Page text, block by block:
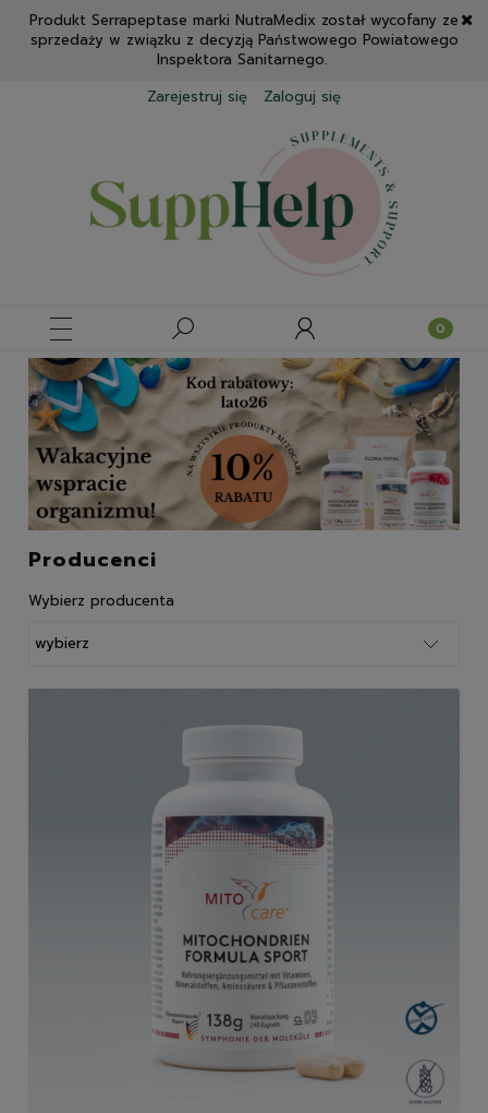
Produkt Serrapeptase marki NutraMedix został wycofany ze
sprzedaży w związku z decyzją Państwowego Powiatowego
Inspektora Sanitarnego.
Zarejestruj się
Zaloguj się
Producenci
Wybierz producenta